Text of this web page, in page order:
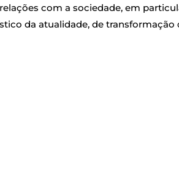
com a sociedade, em
da atualidade, de